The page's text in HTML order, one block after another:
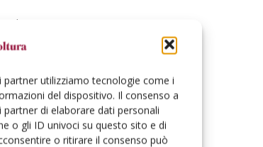
utilizziamo tecnologie come i
del dispositivo. Il consenso a
di elaborare dati personali
o gli ID univoci su questo sito e di
o ritirare il consenso può
dei costitutori,
illecito di
casi più gravi,